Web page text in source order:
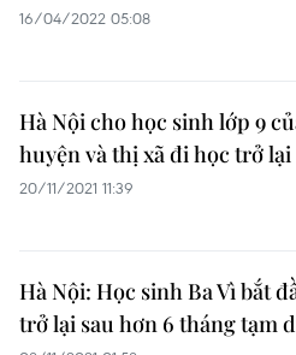
16/04/2022 05:08
Hà Nội cho học sinh lớp 9
huyện và thị xã đi học trở lại
20/11/2021 11:39
Hà Nội: Học sinh Ba Vì bắt
trở lại sau hơn 6 tháng tạm